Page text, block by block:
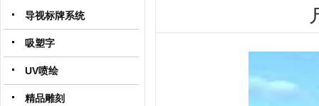
导视标牌系统
吸塑字
UV喷绘
精品雕刻